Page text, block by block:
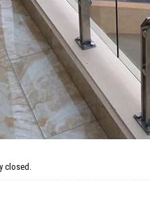
closed.